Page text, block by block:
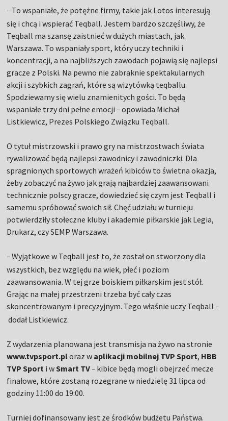
– To wspaniałe, że potężne firmy, takie jak Lotos interesują
się i chcą i wspierać Teqball. Jestem bardzo szczęśliwy, że
Teqball ma szansę zaistnieć w dużych miastach, jak
Warszawa. To wspaniały sport, który uczy techniki i
koncentracji, a na najbliższych zawodach pojawią się najlepsi
gracze z Polski. Na pewno nie zabraknie spektakularnych
akcji i szybkich zagrań, które są wizytówką teqballu.
Spodziewamy się wielu znamienitych gości. To będą
wspaniałe trzy dni pełne emocji – opowiada Michał
Listkiewicz, Prezes Polskiego Związku Teqball.
O tytuł mistrzowski i prawo gry na mistrzostwach świata
rywalizować będą najlepsi zawodnicy i zawodniczki. Dla
spragnionych sportowych wrażeń kibiców to świetna okazja,
żeby zobaczyć na żywo jak grają najbardziej zaawansowani
technicznie polscy gracze, dowiedzieć się czym jest Teqball i
samemu spróbować swoich sił. Chęć udziału w turnieju
potwierdziły stołeczne kluby i akademie piłkarskie jak Legia,
Drukarz, czy SEMP Warszawa.
– Wyjątkowe w Teqball jest to, że został on stworzony dla
wszystkich, bez względu na wiek, płeć i poziom
zaawansowania. W tej grze boiskiem piłkarskim jest stół.
Grając na małej przestrzeni trzeba być cały czas
skoncentrowanym i precyzyjnym. Tego właśnie uczy Teqball –
dodał Listkiewicz.
Z wydarzenia planowana jest transmisja na żywo na stronie
www.tvpsport.ploraz w aplikacji mobilnej TVP Sport, HBB
TVP Sport i wSmart TV – kibice będą mogli obejrzeć mecze
finałowe, które zostaną rozegrane w niedzielę 31 lipca od
godziny 11:00 do 19:00.
Turniej dofinansowany jest ze środków budżetu Państwa.